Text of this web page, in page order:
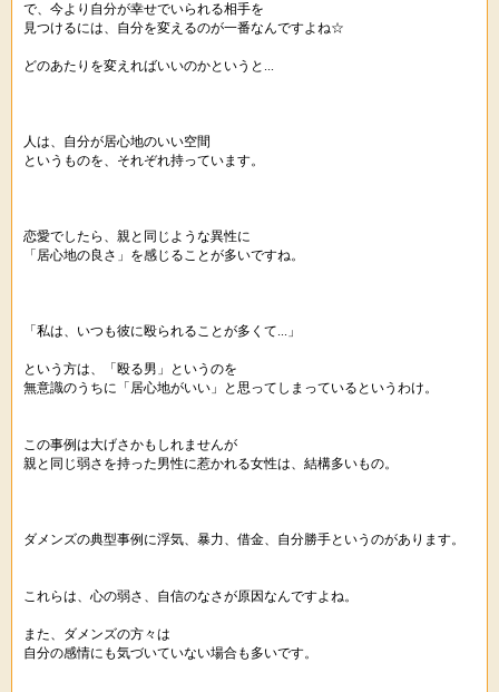
で、今より自分が幸せでいられる相手を
見つけるには、自分を変えるのが一番なんですよね☆
どのあたりを変えればいいのかというと...
人は、自分が居心地のいい空間
というものを、それぞれ持っています。
恋愛でしたら、親と同じような異性に
「居心地の良さ」を感じることが多いですね。
「私は、いつも彼に殴られることが多くて...」
という方は、「殴る男」というのを
無意識のうちに「居心地がいい」と思ってしまっているというわけ。
この事例は大げさかもしれませんが
親と同じ弱さを持った男性に惹かれる女性は、結構多いもの。
ダメンズの典型事例に浮気、暴力、借金、自分勝手というのがあります。
これらは、心の弱さ、自信のなさが原因なんですよね。
また、ダメンズの方々は
自分の感情にも気づいていない場合も多いです。